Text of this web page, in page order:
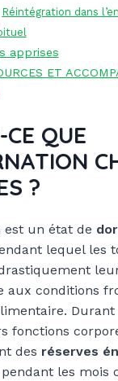
Réintégration dans
apprises
ET
CE QUE
?
est un état de
lequel les
aux conditions
Durant
fonctions
des réserves
les mois